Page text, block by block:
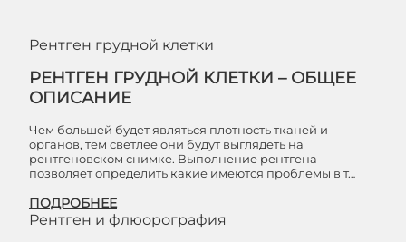
Рентген грудной клетки
РЕНТГЕН ГРУДНОЙ КЛЕТКИ – ОБЩЕЕ
ОПИСАНИЕ
Чем большей будет являться плотность тканей и
органов, тем светлее они будут выглядеть на
рентгеновском снимке. Выполнение рентгена
позволяет определить какие имеются проблемы в т…
ПОДРОБНЕЕ
Рентген и флюорография